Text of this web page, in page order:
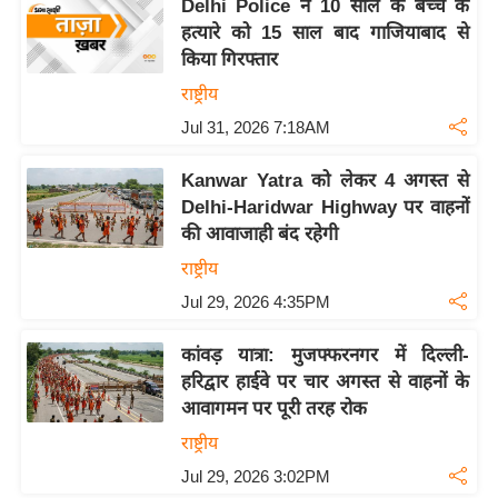
य
ब
ज
ल
क्रि
के
ट
L
2
0
Delhi Police ने 10 साल के बच्चे के
हत्यारे को 15 साल बाद गाजियाबाद से
किया गिरफ्तार
राष्ट्रीय
Jul 31, 2026 7:18AM
Kanwar Yatra को लेकर 4 अगस्त से
Delhi-Haridwar Highway पर वाहनों
की आवाजाही बंद रहेगी
राष्ट्रीय
Jul 29, 2026 4:35PM
कांवड़ यात्रा: मुजफ्फरनगर में दिल्ली-
हरिद्वार हाईवे पर चार अगस्त से वाहनों के
आवागमन पर पूरी तरह रोक
राष्ट्रीय
Jul 29, 2026 3:02PM